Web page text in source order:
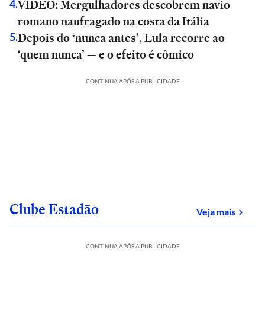
4.VÍDEO: Mergulhadores descobrem navio
romano naufragado na costa da Itália
5.Depois do ‘nunca antes’, Lula recorre ao
‘quem nunca’ — e o efeito é cômico
CONTINUA APÓS A PUBLICIDADE
Clube Estadão Veja maissobre
CONTINUA APÓS A PUBLICIDADE